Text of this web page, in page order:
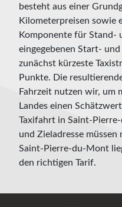
besteht aus einer
Kilometerpreisen sowie
Komponente für Stand-
eingegebenen Start-
zunächst kürzeste
Punkte. Die
Fahrzeit nutzen wir, um
Landes einen
Taxifahrt in Saint-
und Zieladresse
Saint-Pierre-du-Mont
den richtigen Tarif.